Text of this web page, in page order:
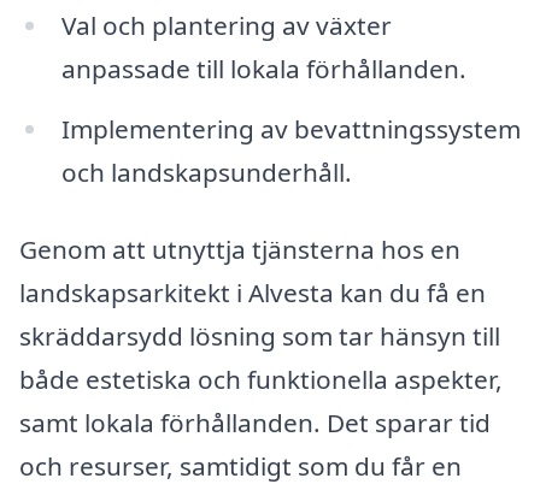
Val och plantering av växter
anpassade till lokala förhållanden.
Implementering av bevattningssystem
och landskapsunderhåll.
Genom att utnyttja tjänsterna hos en
landskapsarkitekt i Alvesta kan du få en
skräddarsydd lösning som tar hänsyn till
både estetiska och funktionella aspekter,
samt lokala förhållanden. Det sparar tid
och resurser, samtidigt som du får en